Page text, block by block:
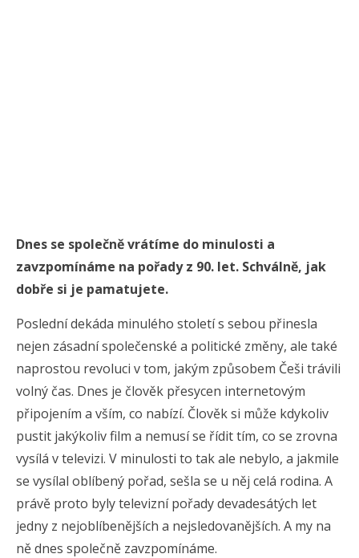
Dnes se společně vrátíme do minulosti a
zavzpomínáme na pořady z 90. let. Schválně, jak
dobře si je pamatujete.
Poslední dekáda minulého století s sebou přinesla
nejen zásadní společenské a politické změny, ale také
naprostou revoluci v tom, jakým způsobem Češi trávili
volný čas. Dnes je člověk přesycen internetovým
připojením a vším, co nabízí. Člověk si může kdykoliv
pustit jakýkoliv film a nemusí se řídit tím, co se zrovna
vysílá v televizi. V minulosti to tak ale nebylo, a jakmile
se vysílal oblíbený pořad, sešla se u něj celá rodina. A
právě proto byly televizní pořady devadesátých let
jedny z nejoblíbenějších a nejsledovanějších. A my na
ně dnes společně zavzpomínáme.